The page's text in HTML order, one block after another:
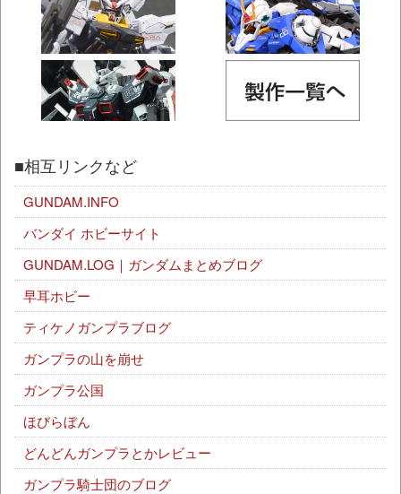
■相互リンクなど
GUNDAM.INFO
バンダイ ホビーサイト
GUNDAM.LOG｜ガンダムまとめブログ
早耳ホビー
ティケノガンプラブログ
ガンプラの山を崩せ
ガンプラ公国
ほびらぼん
どんどんガンプラとかレビュー
ガンプラ騎士団のブログ